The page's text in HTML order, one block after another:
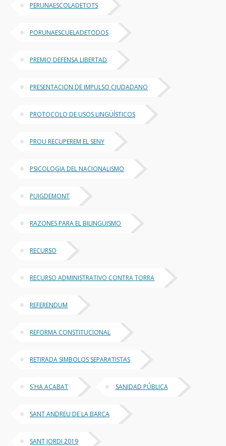
PERUNAESCOLADETOTS
PORUNAESCUELADETODOS
PREMIO DEFENSA LIBERTAD
PRESENTACION DE IMPULSO CIUDADANO
PROTOCOLO DE USOS LINGÜÍSTICOS
PROU RECUPEREM EL SENY
PSICOLOGIA DEL NACIONALISMO
PUIGDEMONT
RAZONES PARA EL BILINGÜISMO
RECURSO
RECURSO ADMINISTRATIVO CONTRA TORRA
REFERENDUM
REFORMA CONSTITUCIONAL
RETIRADA SIMBOLOS SEPARATISTAS
S´HA ACABAT SANIDAD PÚBLICA
SANT ANDREU DE LA BARCA
SANT JORDI 2019